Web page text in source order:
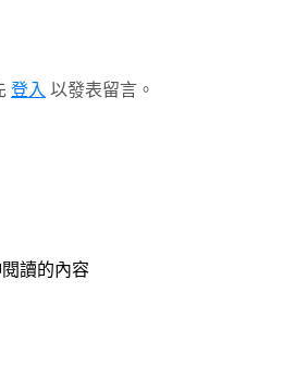
登入 以發表留言。
讀的內容